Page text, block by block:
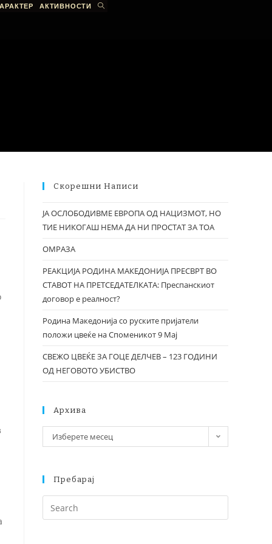
АКТИВНОСТИ
Скорешни Написи
ЈА ОСЛОБОДИВМЕ ЕВРОПА ОД НАЦИЗМОТ, НО
ТИЕ НИКОГАШ НЕМА ДА НИ ПРОСТАТ ЗА ТОА
ОМРАЗА
РЕАКЦИЈА РОДИНА МАКЕДОНИЈА ПРЕСВРТ ВО
СТАВОТ НА ПРЕТСЕДАТЕЛКАТА: Преспанскиот
договор е реалност?
Родина Македонија со руските пријатели
положи цвеќе на Споменикот 9 Мај
СВЕЖО ЦВЕЌЕ ЗА ГОЦЕ ДЕЛЧЕВ – 123 ГОДИНИ
ОД НЕГОВОТО УБИСТВО
Архива
Изберете месец
Пребарај